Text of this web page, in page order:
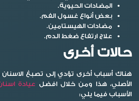
المضادات الحيوية.
بعض أنواع غسول الفم.
مضادات الهيستامين.
علاج ارتفاع ضغط الدم.
حالات أخرى
هناك أسباب أخرى تؤدي إلى تصبغ الاسنان
الأصلي، هذا ومن خلال افضل عيادة
الأسباب فيما يلي: